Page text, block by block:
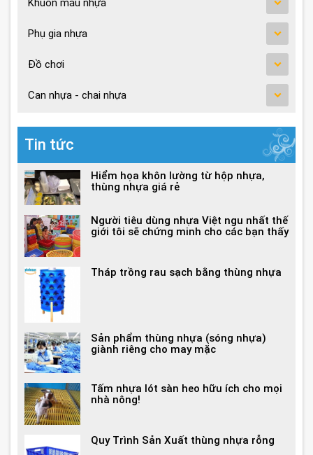
Khuôn mắu nhựa
Phụ gia nhựa
Đồ chơi
Can nhựa - chai nhựa
Tin tức
Hiểm họa khôn lường từ hộp nhựa,
thùng nhựa giá rẻ
Người tiêu dùng nhựa Việt ngu nhất thế
giới tôi sẽ chứng minh cho các bạn thấy
Tháp trồng rau sạch bằng thùng nhựa
Sản phẩm thùng nhựa (sóng nhựa)
giành riêng cho may mặc
Tấm nhựa lót sàn heo hữu ích cho mọi
nhà nông!
Quy Trình Sản Xuất thùng nhựa rỗng